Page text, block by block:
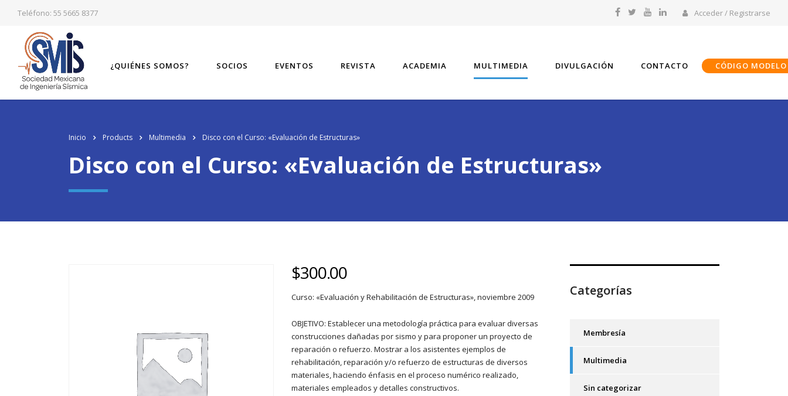
Teléfono: 55 5665 8377 Acceder / Registrarse
¿QUIÉNES SOMOS? SOCIOS EVENTOS REVISTA ACADEMIA MULTIMEDIA DIVULGACIÓN CONTACTO CÓDIGO MODELO
Inicio Products Multimedia Disco con el Curso: «Evaluación de Estructuras»
Disco con el Curso: «Evaluación de Estructuras»
$300.00
Curso: «Evaluación y Rehabilitación de Estructuras», noviembre 2009
OBJETIVO: Establecer una metodología práctica para evaluar diversas
construcciones dañadas por sismo y para proponer un proyecto de
reparación o refuerzo. Mostrar a los asistentes ejemplos de
rehabilitación, reparación y/o refuerzo de estructuras de diversos
materiales, haciendo énfasis en el proceso numérico realizado,
materiales empleados y detalles constructivos.
Categorías
Membresía
Multimedia
Sin categorizar